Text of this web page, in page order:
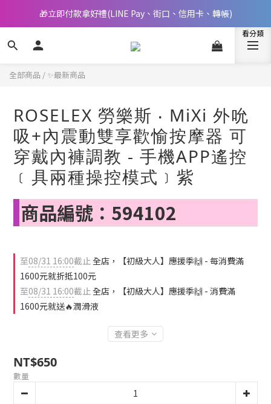
📢 邀您立即享樂，現在加入會員就送🪙80元購物金
全部商品 / ✨最新商品
ROSELEX 勞樂斯 ‧ MiXi 外吮
吸+內震動雙享歡愉按摩器 可
穿戴內褲調教 - 手機APP遙控
﹝具兩種操控模式﹞紫
商品編號：594102
至08/31 16:00截止全店，【初級大人】應援季🙌 - 每消費滿
1600元就折抵100元
至08/31 16:00截止全店，【初級大人】應援季🙌 - 消費滿
1600元就送🔥潤滑液
查看更多
NT$650
數量